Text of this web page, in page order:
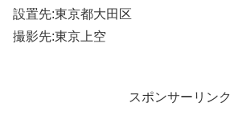
設置先:東京都大田区
撮影先:東京上空
スポンサーリンク